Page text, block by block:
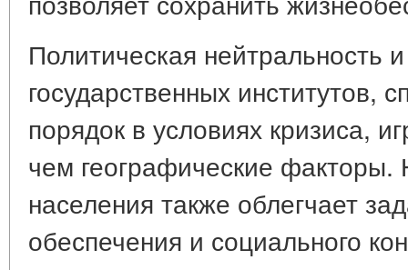
Политическая нейтральность
государственных институтов,
порядок в условиях кризиса,
чем географические
населения также облегчает
обеспечения и социального